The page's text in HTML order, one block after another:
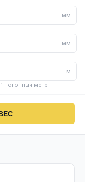
мм
мм
м
погонный метр